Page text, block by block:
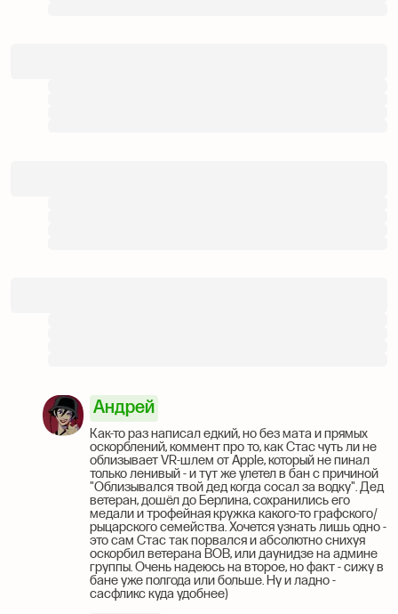
Андрей
Как-то раз написал едкий, но без мата и прямых
оскорблений, коммент про то, как Стас чуть ли не
облизывает VR-шлем от Apple, который не пинал
только ленивый - и тут же улетел в бан с причиной
"Облизывался твой дед когда сосал за водку". Дед
ветеран, дошёл до Берлина, сохранились его
медали и трофейная кружка какого-то графского/
рыцарского семейства. Хочется узнать лишь одно -
это сам Стас так порвался и абсолютно снихуя
оскорбил ветерана ВОВ, или даунидзе на админе
группы. Очень надеюсь на второе, но факт - сижу в
бане уже полгода или больше. Ну и ладно -
сасфликс куда удобнее)